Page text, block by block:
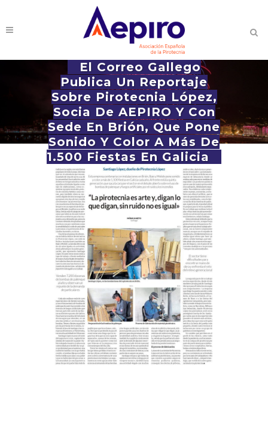
El Correo Gallego
Publica Un Reportaje
Sobre Pirotecnia López,
Socia De AEPIRO Y Con
Sede En Brión, Que Pone
Sonido Y Color A Más De
1.500 Fiestas En Galicia